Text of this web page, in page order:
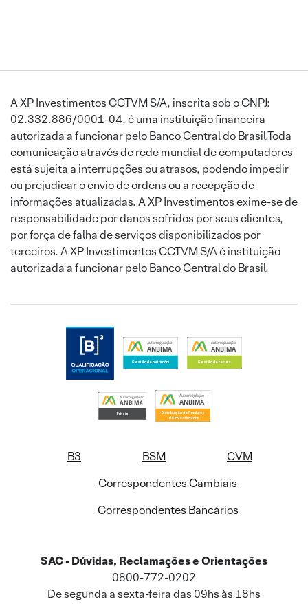
A XP Investimentos CCTVM S/A, inscrita sob o CNPJ:
02.332.886/0001-04, é uma instituição financeira
autorizada a funcionar pelo Banco Central do Brasil.Toda
comunicação através de rede mundial de computadores
está sujeita a interrupções ou atrasos, podendo impedir
ou prejudicar o envio de ordens ou a recepção de
informações atualizadas. A XP Investimentos exime-se de
responsabilidade por danos sofridos por seus clientes,
por força de falha de serviços disponibilizados por
terceiros. A XP Investimentos CCTVM S/A é instituição
autorizada a funcionar pelo Banco Central do Brasil.
B3 BSM
CVM
Correspondentes Cambiais
Correspondentes Bancários
SAC - Dúvidas, Reclamações e Orientações
0800-772-0202
De segunda a sexta-feira das 09hs às 18hs